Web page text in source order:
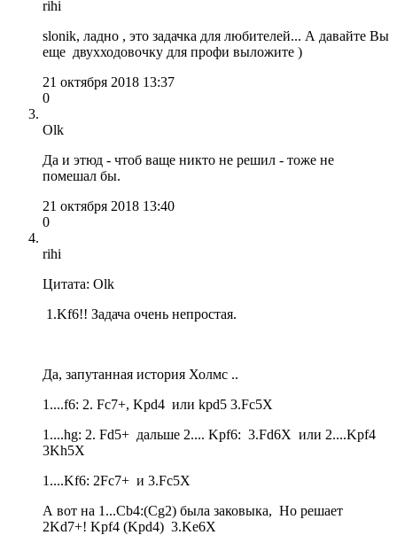
rihi
slonik, ладно , это задачка для любителей... А давайте Вы
еще двухходовочку для профи выложите )
21 октября 2018 13:37
0
Olk
Да и этюд - чтоб ваще никто не решил - тоже не
помешал бы.
21 октября 2018 13:40
0
rihi
Цитата: Olk
1.Kf6!! Задача очень непростая.
Да, запутанная история Холмс ..
1....f6: 2. Fc7+, Kpd4 или kpd5 3.Fc5Х
1....hg: 2. Fd5+ дальше 2.... Kpf6: 3.Fd6Х или 2....Kpf4
3Kh5Х
1....Kf6: 2Fc7+ и 3.Fc5Х
А вот на 1...Cb4:(Cg2) была заковыка, Но решает
2Kd7+! Kpf4 (Kpd4) 3.Ke6Х